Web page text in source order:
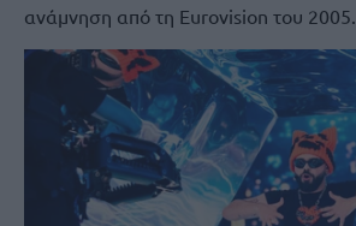
ανάμνηση από τη Eurovision του 2005.